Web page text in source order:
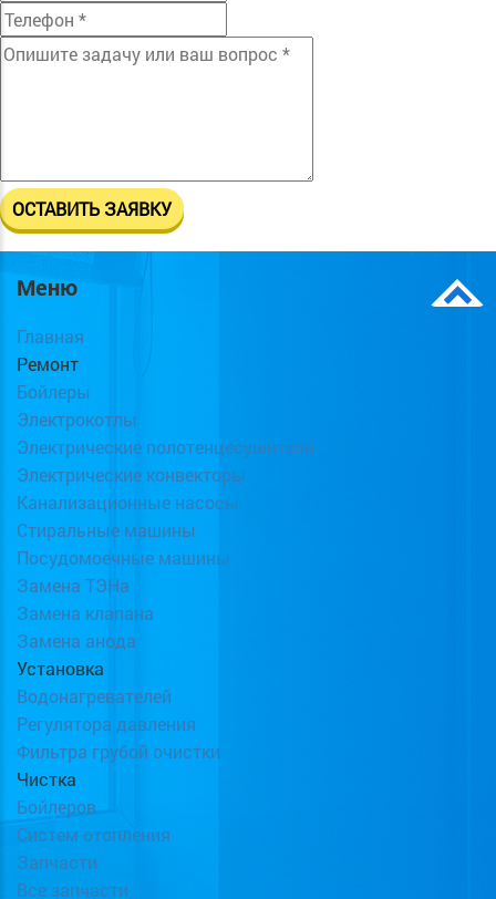
Меню
Главная
Ремонт
Бойлеры
Электрокотлы
Электрические полотенцесушители
Электрические конвекторы
Канализационные насосы
Стиральные машины
Посудомоечные машины
Замена ТЭНа
Замена клапана
Замена анода
Установка
Водонагревателей
Регулятора давления
Фильтра грубой очистки
Чистка
Бойлеров
Систем отопления
Запчасти
Все запчасти